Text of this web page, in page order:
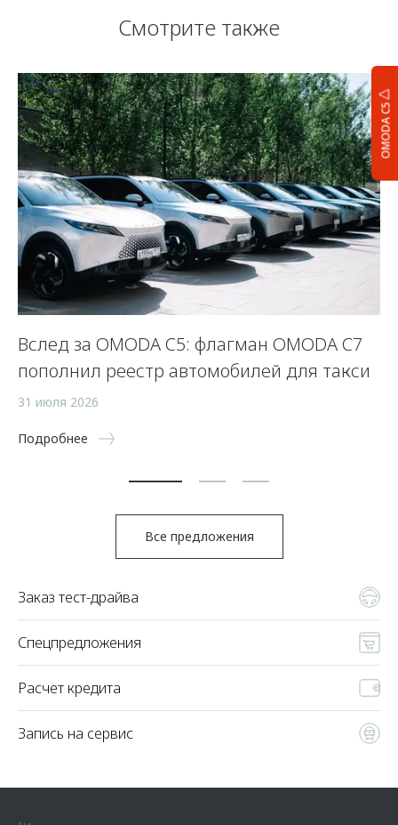
OMODA C5
Смотрите также
Вслед за OMODA C5: флагман OMODA C7
пополнил реестр автомобилей для такси
31 июля 2026
Подробнее
Все предложения
Заказ тест-драйва
Спецпредложения
Расчет кредита
Запись на сервис